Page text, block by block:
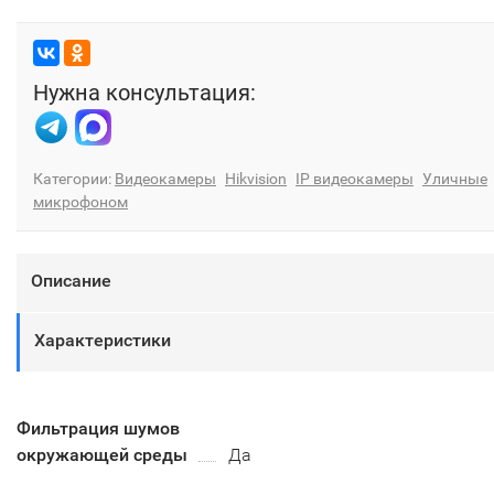
Нужна консультация:
Категории: Видеокамеры Hikvision IP видеокамеры Уличные
микрофоном
Описание
Характеристики
Фильтрация шумов
окружающей среды
Да